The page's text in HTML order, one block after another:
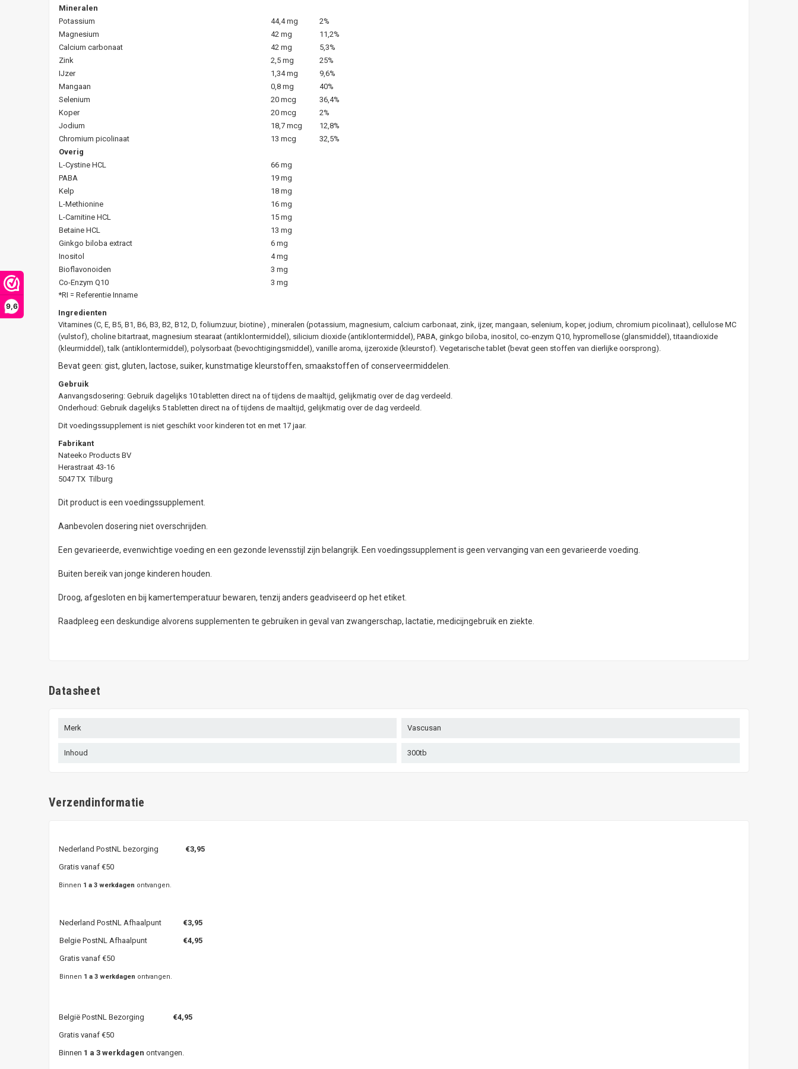
9,6
Mineralen
Potassium
44,4 mg
2%
Magnesium
42 mg
11,2%
Calcium carbonaat
42 mg
5,3%
Zink
2,5 mg
25%
IJzer
1,34 mg
9,6%
Mangaan
0,8 mg
40%
Selenium
20 mcg
36,4%
Koper
20 mcg
2%
Jodium
18,7 mcg
12,8%
Chromium picolinaat
13 mcg
32,5%
Overig
L-Cystine HCL
66 mg
PABA
19 mg
Kelp
18 mg
L-Methionine
16 mg
L-Carnitine HCL
15 mg
Betaine HCL
13 mg
Ginkgo biloba extract
6 mg
Inositol
4 mg
Bioflavonoiden
3 mg
Co-Enzym Q10
3 mg
*RI = Referentie Inname
Ingredienten
Vitamines (C, E, B5, B1, B6, B3, B2, B12, D, foliumzuur, biotine) , mineralen (potassium, magnesium, calcium carbonaat, zink, ijzer, mangaan, selenium, koper, jodium, chromium picolinaat), cellulose MC
(vulstof), choline bitartraat, magnesium stearaat (antiklontermiddel), silicium dioxide (antiklontermiddel), PABA, ginkgo biloba, inositol, co-enzym Q10, hypromellose (glansmiddel), titaandioxide
(kleurmiddel), talk (antiklontermiddel), polysorbaat (bevochtigingsmiddel), vanille aroma, ijzeroxide (kleurstof). Vegetarische tablet (bevat geen stoffen van dierlijke oorsprong).
Bevat geen: gist, gluten, lactose, suiker, kunstmatige kleurstoffen, smaakstoffen of conserveermiddelen.
Gebruik
Aanvangsdosering: Gebruik dagelijks 10 tabletten direct na of tijdens de maaltijd, gelijkmatig over de dag verdeeld.
Onderhoud: Gebruik dagelijks 5 tabletten direct na of tijdens de maaltijd, gelijkmatig over de dag verdeeld.
Dit voedingssupplement is niet geschikt voor kinderen tot en met 17 jaar.
Fabrikant
Nateeko Products BV
Herastraat 43-16
5047 TX Tilburg
Dit product is een voedingssupplement.
Aanbevolen dosering niet overschrijden.
Een gevarieerde, evenwichtige voeding en een gezonde levensstijl zijn belangrijk. Een voedingssupplement is geen vervanging van een gevarieerde voeding.
Buiten bereik van jonge kinderen houden.
Droog, afgesloten en bij kamertemperatuur bewaren, tenzij anders geadviseerd op het etiket.
Raadpleeg een deskundige alvorens supplementen te gebruiken in geval van zwangerschap, lactatie, medicijngebruik en ziekte.
Datasheet
Merk Vascusan
Inhoud 300tb
Verzendinformatie
Nederland PostNL bezorging €3,95
Gratis vanaf €50
Binnen 1 a 3 werkdagen ontvangen.
Nederland PostNL Afhaalpunt €3,95
Belgie PostNL Afhaalpunt
€4,95
Gratis vanaf €50
Binnen 1 a 3 werkdagen ontvangen.
België PostNL Bezorging €4,95
Gratis vanaf €50
Binnen 1 a 3 werkdagen ontvangen.